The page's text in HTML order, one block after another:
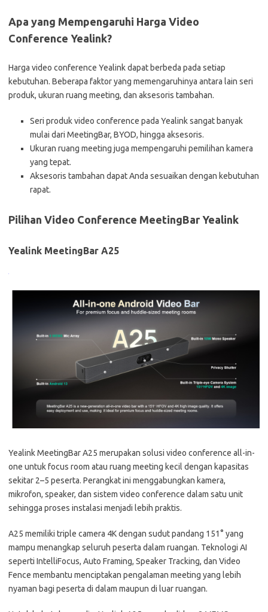
Apa yang Mempengaruhi Harga Video
Conference Yealink?
Harga video conference Yealink dapat berbeda pada setiap
kebutuhan. Beberapa faktor yang memengaruhinya antara lain seri
produk, ukuran ruang meeting, dan aksesoris tambahan.
Seri produk video conference pada Yealink sangat banyak
mulai dari MeetingBar, BYOD, hingga aksesoris.
Ukuran ruang meeting juga mempengaruhi pemilihan kamera
yang tepat.
Aksesoris tambahan dapat Anda sesuaikan dengan kebutuhan
rapat.
Pilihan Video Conference MeetingBar Yealink
Yealink MeetingBar A25
Yealink MeetingBar A25 merupakan solusi video conference all-in-
one untuk focus room atau ruang meeting kecil dengan kapasitas
sekitar 2–5 peserta. Perangkat ini menggabungkan kamera,
mikrofon, speaker, dan sistem video conference dalam satu unit
sehingga proses instalasi menjadi lebih praktis.
A25 memiliki triple camera 4K dengan sudut pandang 151° yang
mampu menangkap seluruh peserta dalam ruangan. Teknologi AI
seperti IntelliFocus, Auto Framing, Speaker Tracking, dan Video
Fence membantu menciptakan pengalaman meeting yang lebih
nyaman bagi peserta di dalam maupun di luar ruangan.